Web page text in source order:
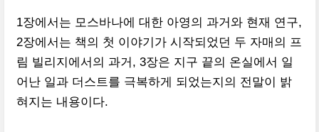
1장에서는 모스바나에 대한 아영의 과거와 현재 연구,
2장에서는 책의 첫 이야기가 시작되었던 두 자매의 프
림 빌리지에서의 과거, 3장은 지구 끝의 온실에서 일
어난 일과 더스트를 극복하게 되었는지의 전말이 밝
혀지는 내용이다.